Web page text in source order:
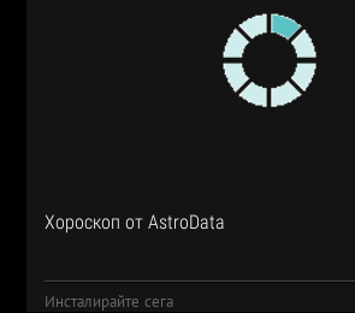
Хороскоп от AstroData
Инсталирайте сега